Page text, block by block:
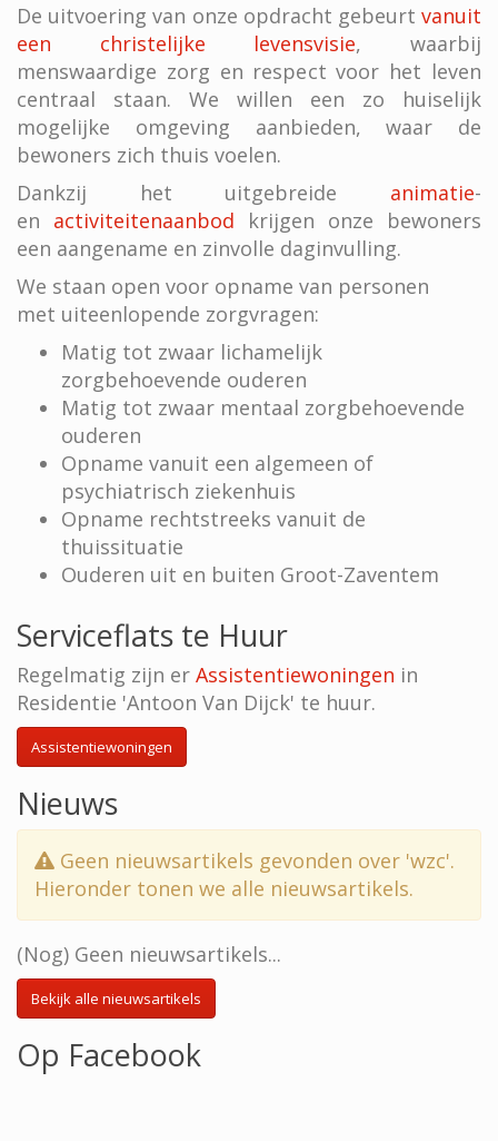
De uitvoering van onze opdracht gebeurt vanuit
een christelijke levensvisie, waarbij
menswaardige zorg en respect voor het leven
centraal staan. We willen een zo huiselijk
mogelijke omgeving aanbieden, waar de
bewoners zich thuis voelen.
Dankzij het uitgebreide animatie-
en activiteitenaanbod krijgen onze bewoners
een aangename en zinvolle daginvulling.
We staan open voor opname van personen
met uiteenlopende zorgvragen:
Matig tot zwaar lichamelijk
zorgbehoevende ouderen
Matig tot zwaar mentaal zorgbehoevende
ouderen
Opname vanuit een algemeen of
psychiatrisch ziekenhuis
Opname rechtstreeks vanuit de
thuissituatie
Ouderen uit en buiten Groot-Zaventem
Serviceflats te Huur
Regelmatig zijn er Assistentiewoningen in
Residentie 'Antoon Van Dijck' te huur.
Assistentiewoningen
Nieuws
Geen nieuwsartikels gevonden over 'wzc'.
Hieronder tonen we alle nieuwsartikels.
(Nog) Geen nieuwsartikels...
Bekijk alle nieuwsartikels
Op Facebook